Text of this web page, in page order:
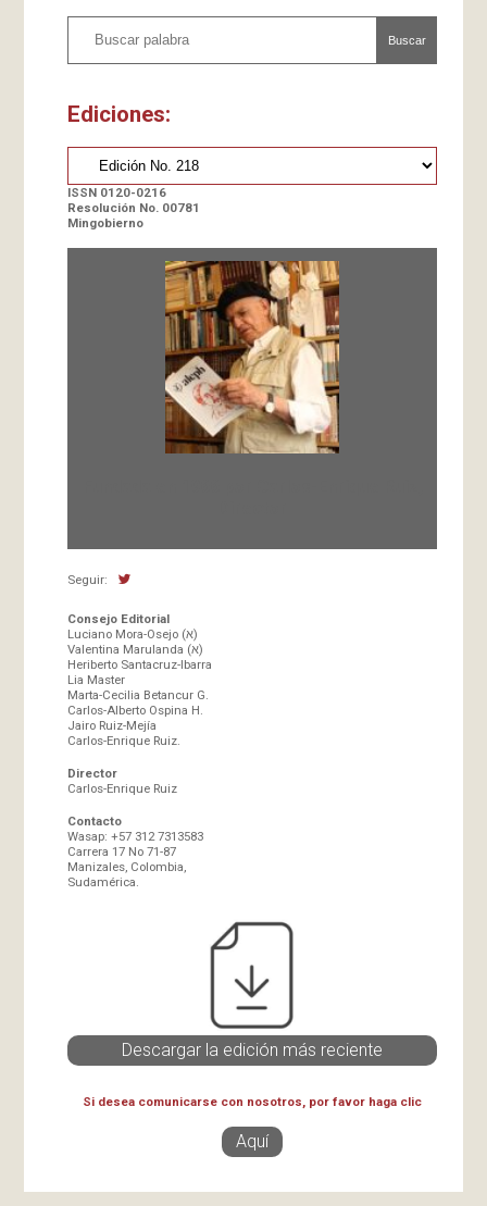
Buscar
Ediciones:
ISSN 0120-0216
Resolución No. 00781
Mingobierno
Seguir:
Consejo Editorial
Luciano Mora-Osejo (א)
Valentina Marulanda (א)
Heriberto Santacruz-Ibarra
Lia Master
Marta-Cecilia Betancur G.
Carlos-Alberto Ospina H.
Jairo Ruiz-Mejía
Carlos-Enrique Ruiz.
Director
Carlos-Enrique Ruiz
Contacto
Wasap: +57 312 7313583
Carrera 17 No 71-87
Manizales, Colombia,
Sudamérica.
Descargar la edición más reciente
Si desea comunicarse con nosotros, por favor haga clic
Aquí